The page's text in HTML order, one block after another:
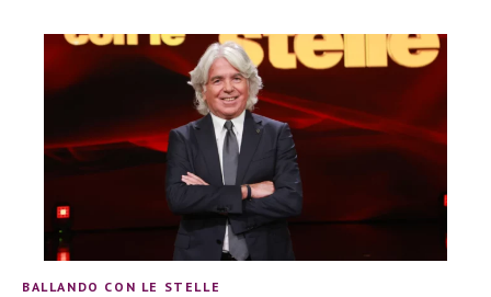
BALLANDO CON LE STELLE